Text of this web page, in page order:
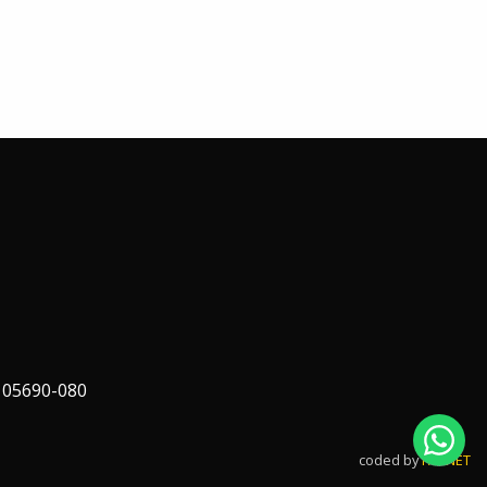
080
coded byFAPNET